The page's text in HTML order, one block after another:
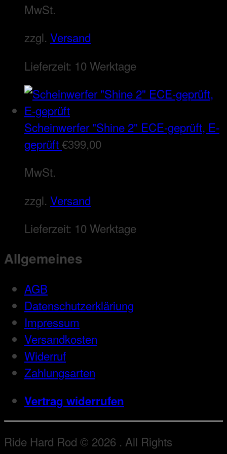
MwSt.
zzgl. Versand
Lieferzeit: 10 Werktage
Scheinwerfer "Shine 2" ECE-geprüft, E-
geprüft€399,00
MwSt.
zzgl. Versand
Lieferzeit: 10 Werktage
Allgemeines
AGB
Datenschutzerkläriung
Impressum
Versandkosten
Widerruf
Zahlungsarten
Vertrag widerrufen
Ride Hard Rod © 2026 . All Rights